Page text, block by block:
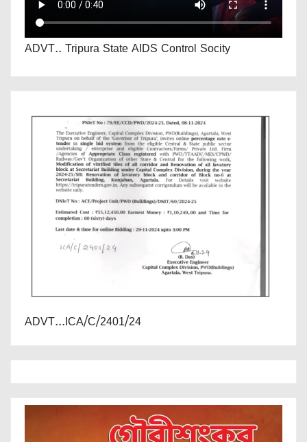
ADVT.. Tripura State AIDS Control Socity
ADVT...ICA/C/2401/24